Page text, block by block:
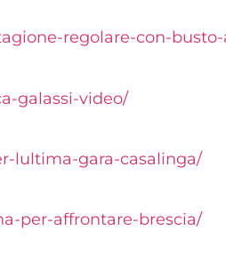
regolare-con-
galassi-video/
lultima-gara-casalinga/
per-affrontare-brescia/